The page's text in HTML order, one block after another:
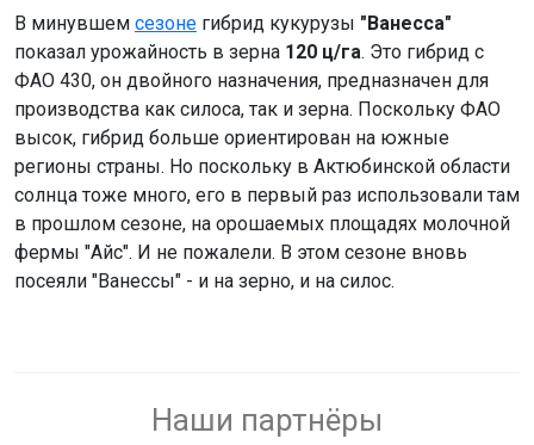
В минувшем сезоне гибрид кукурузы "Ванесса"
показал урожайность в зерна 120 ц/га. Это гибрид с
ФАО 430, он двойного назначения, предназначен для
производства как силоса, так и зерна. Поскольку ФАО
высок, гибрид больше ориентирован на южные
регионы страны. Но поскольку в Актюбинской области
солнца тоже много, его в первый раз использовали там
в прошлом сезоне, на орошаемых площадях молочной
фермы "Айс". И не пожалели. В этом сезоне вновь
посеяли "Ванессы" - и на зерно, и на силос.
Наши партнёры